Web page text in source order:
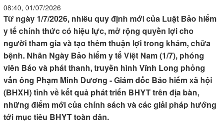
08:40, 01/07/2026
Từ ngày 1/7/2026, nhiều quy định mới của Luật Bảo hiểm
y tế chính thức có hiệu lực, mở rộng quyền lợi cho
người tham gia và tạo thêm thuận lợi trong khám, chữa
bệnh. Nhân Ngày Bảo hiểm y tế Việt Nam (1/7), phóng
viên Báo và phát thanh, truyền hình Vĩnh Long phỏng
vấn ông Phạm Minh Dương - Giám đốc Bảo hiểm xã hội
(BHXH) tỉnh về kết quả phát triển BHYT trên địa bàn,
những điểm mới của chính sách và các giải pháp hướng
tới mục tiêu BHYT toàn dân.